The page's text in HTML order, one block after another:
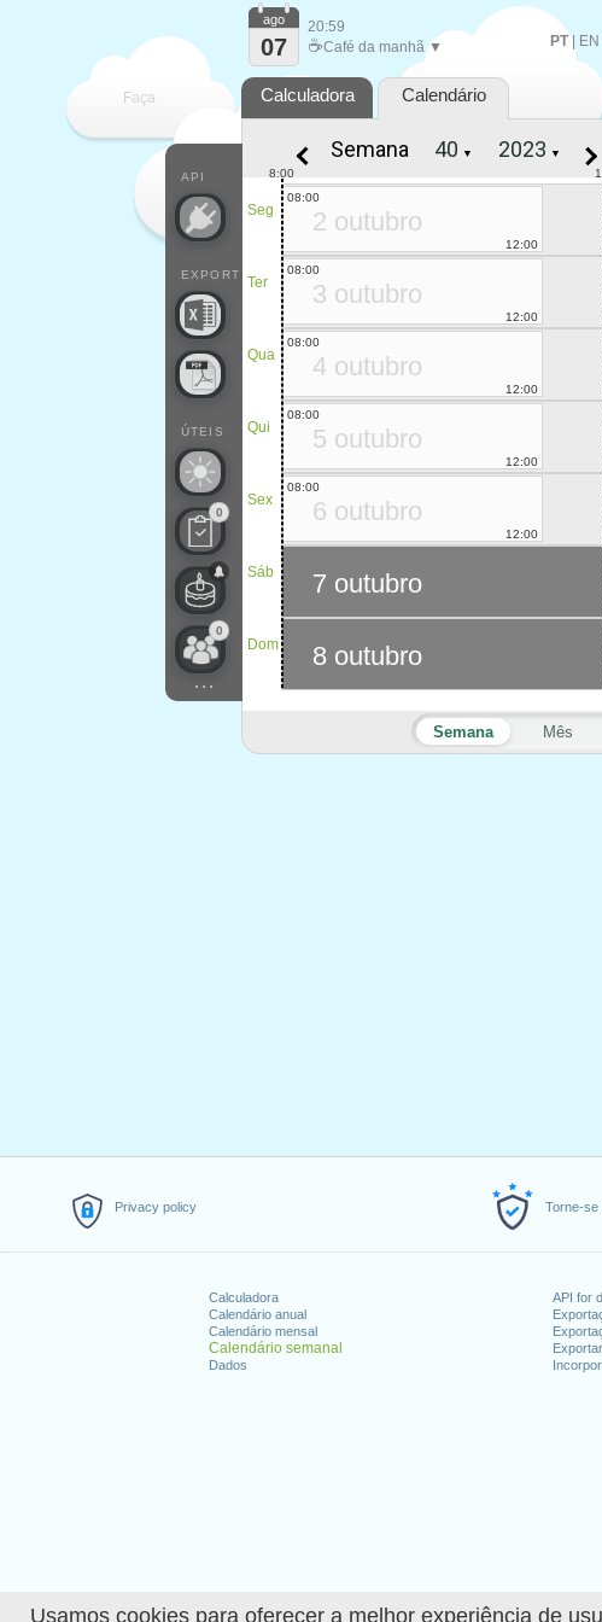
Usamos cookies para oferecer a melhor experiência de
Privacy policy Torne-se
Calculadora
Calendário anual
Calendário mensal
Calendário semanal
Dados
API for
Faça
cada
PT| EN
API
EXPORT
ÚTEIS
0
0
...
ago
07
20:59
☕Café da manhã ▼
Calculadora Calendário
Semana Mês
Semana ▼ ▼
Seg
Ter
Qua
Qui
Sex
Sáb
Dom
8:00
2 outubro
08:00
12:00
3 outubro
08:00
12:00
4 outubro
08:00
12:00
5 outubro
08:00
12:00
6 outubro
08:00
12:00
7 outubro
8 outubro